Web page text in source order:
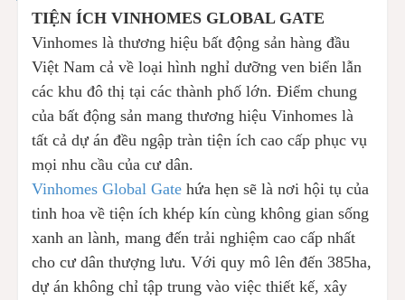
TIỆN ÍCH VINHOMES GLOBAL GATE
Vinhomes là thương hiệu bất động sản hàng đầu
Việt Nam cả về loại hình nghỉ dưỡng ven biển lẫn
các khu đô thị tại các thành phố lớn. Điểm chung
của bất động sản mang thương hiệu Vinhomes là
tất cả dự án đều ngập tràn tiện ích cao cấp phục vụ
mọi nhu cầu của cư dân.
Vinhomes Global Gate hứa hẹn sẽ là nơi hội tụ của
tinh hoa về tiện ích khép kín cùng không gian sống
xanh an lành, mang đến trải nghiệm cao cấp nhất
cho cư dân thượng lưu. Với quy mô lên đến 385ha,
dự án không chỉ tập trung vào việc thiết kế, xây